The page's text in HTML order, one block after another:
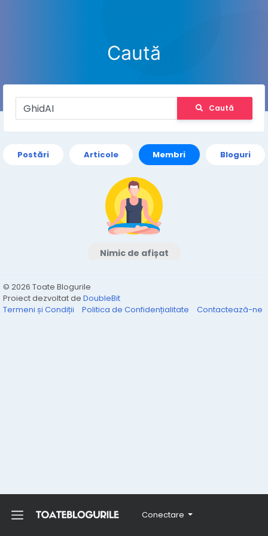
Conectare
Caută
Caută
Postări Articole Membri Bloguri
Nimic de afișat
© 2026 Toate Blogurile
Proiect dezvoltat de DoubleBit
Termeni și Condiții
Politica de Confidențialitate Contactează-ne